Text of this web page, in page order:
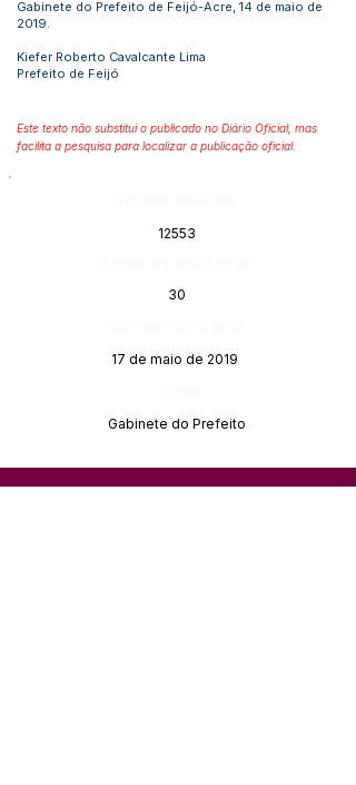
Gabinete do Prefeito de Feijó-Acre, 14 de maio de
2019.
Kiefer Roberto Cavalcante Lima
Prefeito de Feijó
Este texto não substitui o publicado no Diário Oficial, mas
facilita a pesquisa para localizar a publicação oficial.
12553
30
17 de maio de 2019
Gabinete do Prefeito